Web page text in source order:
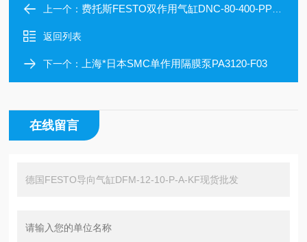
上一个： 费托斯FESTO双作用气缸DNC-80-400-PPV-A德国原装
返回列表
下一个： 上海*日本SMC单作用隔膜泵PA3120-F03
在线留言